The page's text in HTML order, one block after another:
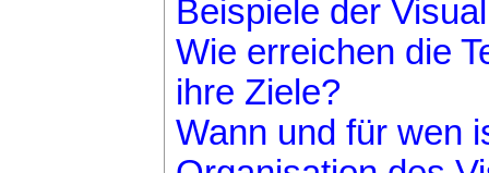
Beispiele der
Wie erreichen die
ihre Ziele?
Wann und für wen